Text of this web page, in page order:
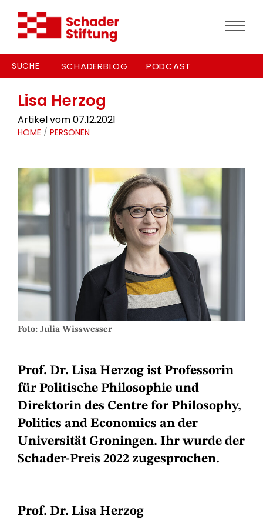
SUCHE SCHADERBLOG PODCAST
Lisa Herzog
Artikel vom 07.12.2021
HOME / PERSONEN
Foto: Julia Wisswesser
Prof. Dr. Lisa Herzog ist Professorin
für Politische Philosophie und
Direktorin des Centre for Philosophy,
Politics and Economics an der
Universität Groningen. Ihr wurde der
Schader-Preis 2022 zugesprochen.
Prof. Dr. Lisa Herzog